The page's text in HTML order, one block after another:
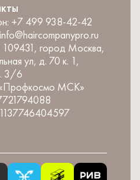
+7 499 938-42-42
info@haircompanypro.ru
109431, город Москва,
ул, д. 70 к. 1,
3/6
МСК»